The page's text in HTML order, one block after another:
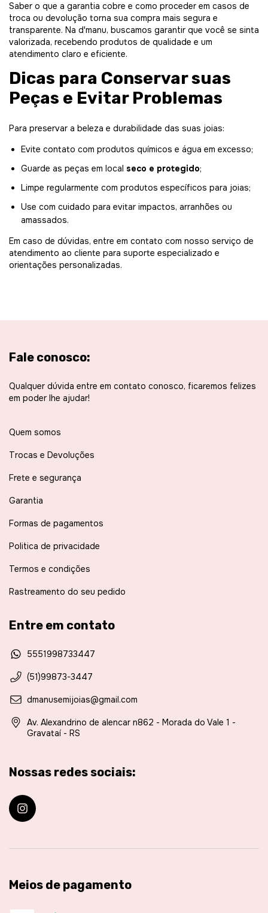
Saber o que a garantia cobre e como proceder em casos de
troca ou devolução torna sua compra mais segura e
transparente. Na d'manu, buscamos garantir que você se sinta
valorizada, recebendo produtos de qualidade e um
atendimento claro e eficiente.
Dicas para Conservar suas
Peças e Evitar Problemas
Para preservar a beleza e durabilidade das suas joias:
Evite contato com produtos químicos e água em excesso;
Guarde as peças em local seco e protegido;
Limpe regularmente com produtos específicos para joias;
Use com cuidado para evitar impactos, arranhões ou
amassados.
Em caso de dúvidas, entre em contato com nosso serviço de
atendimento ao cliente para suporte especializado e
orientações personalizadas.
Fale conosco:
Qualquer dúvida entre em contato conosco, ficaremos felizes
em poder lhe ajudar!
Quem somos
Trocas e Devoluções
Frete e segurança
Garantia
Formas de pagamentos
Politica de privacidade
Termos e condições
Rastreamento do seu pedido
Entre em contato
5551998733447
(51)99873-3447
dmanusemijoias@gmail.com
Av. Alexandrino de alencar n862 - Morada do Vale 1 -
Gravataí - RS
Nossas redes sociais:
Meios de pagamento